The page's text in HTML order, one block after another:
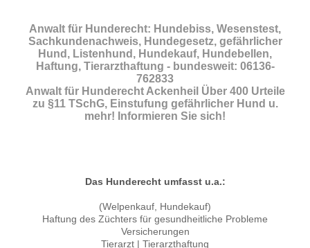
Anwalt für Hunderecht: Hundebiss, Wesenstest,
Sachkundenachweis, Hundegesetz, gefährlicher
Hund, Listenhund, Hundekauf, Hundebellen,
Haftung, Tierarzthaftung - bundesweit: 06136-
762833
Anwalt für Hunderecht Ackenheil Über 400 Urteile
zu §11 TSchG, Einstufung gefährlicher Hund u.
mehr! Informieren Sie sich!
Das Hunderecht umfasst u.a.:
(Welpenkauf, Hundekauf)
Haftung des Züchters für gesundheitliche Probleme
Versicherungen
Tierarzt | Tierarzthaftung